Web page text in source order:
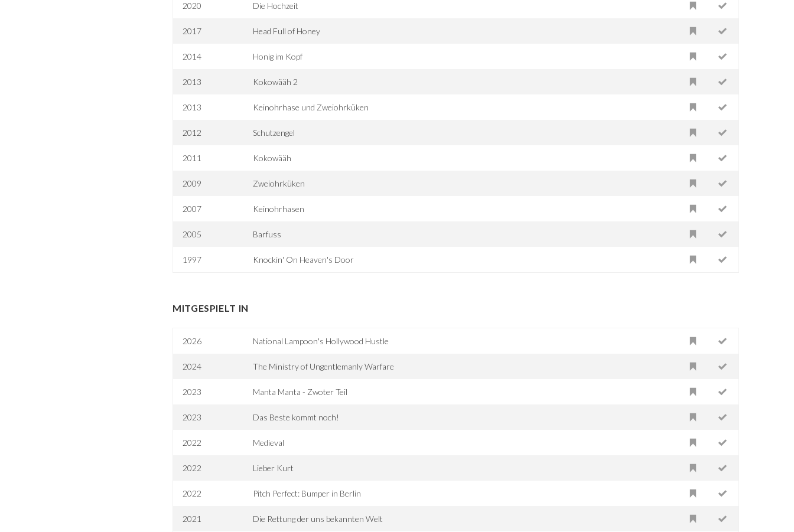
2020 Die Hochzeit
2017 Head Full of Honey
2014 Honig im Kopf
2013 Kokowääh 2
2013 Keinohrhase und Zweiohrküken
2012 Schutzengel
2011 Kokowääh
2009 Zweiohrküken
2007 Keinohrhasen
2005 Barfuss
1997 Knockin' On Heaven's Door
MITGESPIELT IN
2026 National Lampoon's Hollywood Hustle
2024 The Ministry of Ungentlemanly Warfare
2023 Manta Manta - Zwoter Teil
2023 Das Beste kommt noch!
2022 Medieval
2022 Lieber Kurt
2022 Pitch Perfect: Bumper in Berlin
2021 Die Rettung der uns bekannten Welt